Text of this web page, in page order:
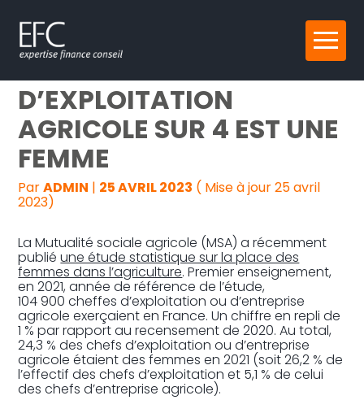
Aller
au
Reprise, transmission et création
Gestion au quotidien
Pilotage d’entreprise
Audit
UN CHEF
D’EXPLOITATION
AGRICOLE SUR 4 EST UNE
FEMME
ParADMIN | 25 AVRIL 2023 ( Mise à jour 25 avril
2023)
La Mutualité sociale agricole (MSA) a récemment
publiéune étude statistique sur la place des
femmes dans l’agriculture. Premier enseignement,
en 2021, année de référence de l’étude,
104 900 cheffes d’exploitation ou d’entreprise
agricole exerçaient en France. Un chiffre en repli de
1 % par rapport au recensement de 2020. Au total,
24,3 % des chefs d’exploitation ou d’entreprise
agricole étaient des femmes en 2021 (soit 26,2 % de
l’effectif des chefs d’exploitation et 5,1 % de celui
des chefs d’entreprise agricole).